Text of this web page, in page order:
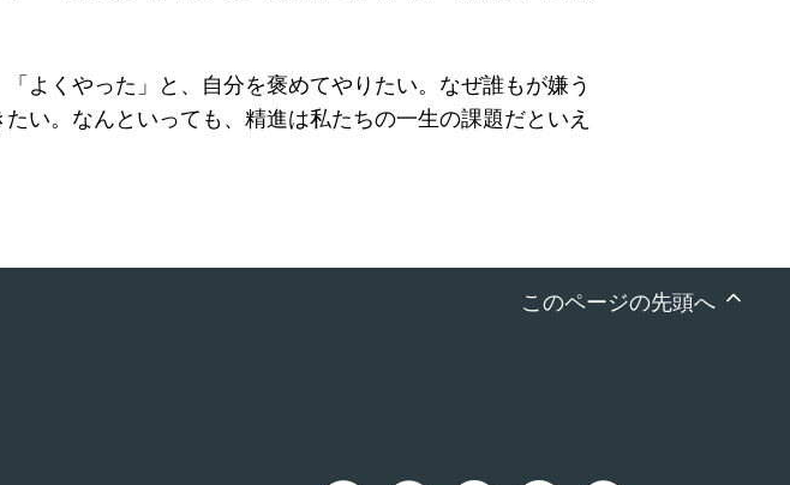
よくやった」と、自分を褒めてやりたい。なぜ誰もが嫌う
い。なんといっても、精進は私たちの一生の課題だといえ
このページの先頭へ